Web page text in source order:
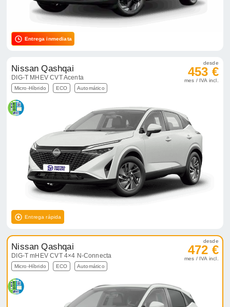
Entrega inmediata
Nissan Qashqai
DIG-T MHEV CVT Acenta
Micro-Híbrido ECO Automático
desde
453 €
mes / IVA incl.
Entrega rápida
Nissan Qashqai
DIG-T mHEV CVT 4×4 N-Connecta
Micro-Híbrido ECO Automático
desde
472 €
mes / IVA incl.